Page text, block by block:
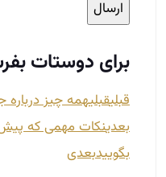
برای دوستات
قبلیقبلیهمه چیز درباره
بعدینکات مهمی که پیش
بگوییدبعدی